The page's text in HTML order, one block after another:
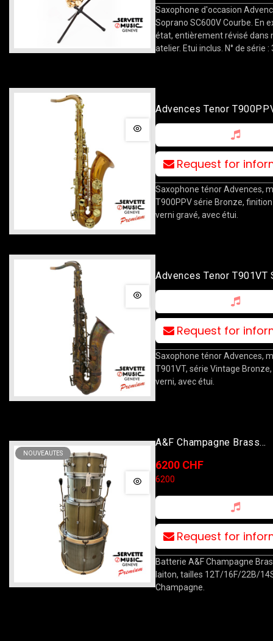
Saxophone d'occasion
Soprano SC600V Courbe. En
état, entièrement révisé dans
atelier. Etui inclus. N° de série
Advences Tenor
Bronze
Request for
Saxophone ténor Advences,
T900PPV série Bronze,
verni gravé, avec étui.
Advences Tenor T901VT
Vintage Bronze
Request for
Saxophone ténor Advences,
T901VT, série Vintage
verni, avec étui.
NOUVEAUTES
A&F Champagne Brass
12T/16F/22B/14S
6200 CHF
6200
Request for
Batterie A&F Champagne
laiton, tailles 12T/16F/22B/
Champagne.